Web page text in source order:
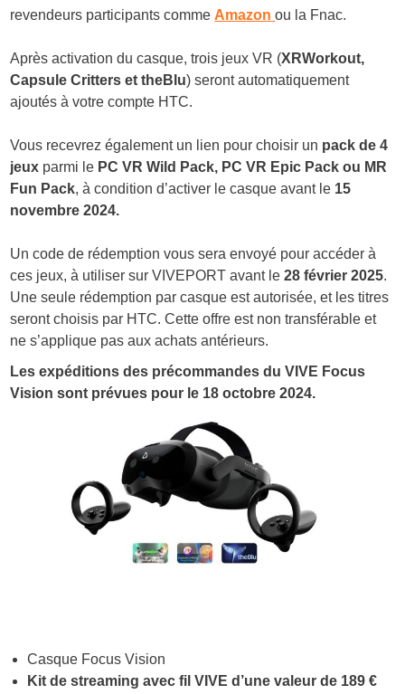
revendeurs participants comme Amazon ou la Fnac.
Après activation du casque, trois jeux VR (XRWorkout,
Capsule Critters et theBlu) seront automatiquement
ajoutés à votre compte HTC.
Vous recevrez également un lien pour choisir un pack de 4
jeux parmi le PC VR Wild Pack, PC VR Epic Pack ou MR
Fun Pack, à condition d’activer le casque avant le 15
novembre 2024.
Un code de rédemption vous sera envoyé pour accéder à
ces jeux, à utiliser sur VIVEPORT avant le28 février 2025.
Une seule rédemption par casque est autorisée, et les titres
seront choisis par HTC. Cette offre est non transférable et
ne s’applique pas aux achats antérieurs.
Les expéditions des précommandes du VIVE Focus
Vision sont prévues pour le 18 octobre 2024.
Casque Focus Vision
Kit de streaming avec fil VIVE d’une valeur de 189 €